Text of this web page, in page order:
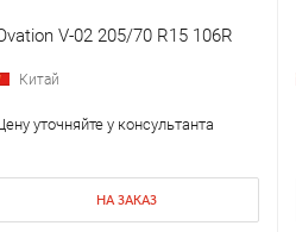
V-02 205/70 R15 106R
Китай
уточняйте у консультанта
НА ЗАКАЗ